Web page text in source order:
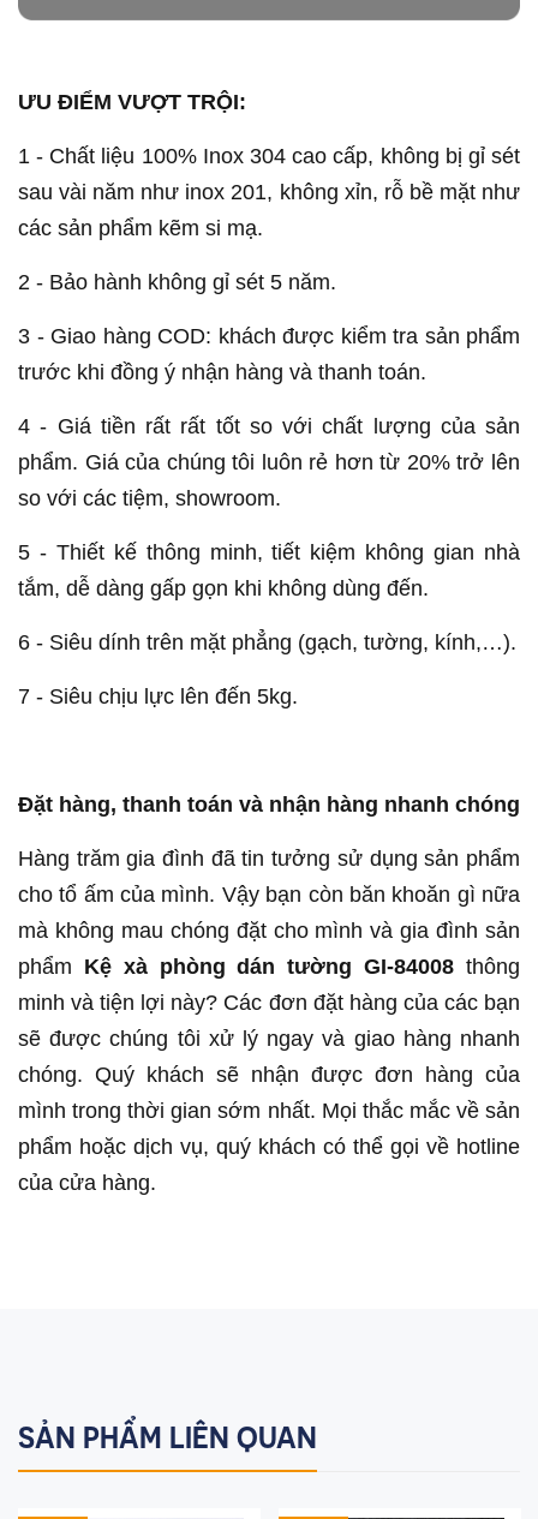
ƯU ĐIỂM VƯỢT TRỘI:
1 - Chất liệu 100% Inox 304 cao cấp, không bị gỉ sét
sau vài năm như inox 201, không xỉn, rỗ bề mặt như
các sản phẩm kẽm si mạ.
2 - Bảo hành không gỉ sét 5 năm.
3 - Giao hàng COD: khách được kiểm tra sản phẩm
trước khi đồng ý nhận hàng và thanh toán.
4 - Giá tiền rất rất tốt so với chất lượng của sản
phẩm. Giá của chúng tôi luôn rẻ hơn từ 20% trở lên
so với các tiệm, showroom.
5 - Thiết kế thông minh, tiết kiệm không gian nhà
tắm, dễ dàng gấp gọn khi không dùng đến.
6 - Siêu dính trên mặt phẳng (gạch, tường, kính,…).
7 - Siêu chịu lực lên đến 5kg.
Đặt hàng, thanh toán và nhận hàng nhanh chóng
Hàng trăm gia đình đã tin tưởng sử dụng sản phẩm
cho tổ ấm của mình. Vậy bạn còn băn khoăn gì nữa
mà không mau chóng đặt cho mình và gia đình sản
phẩm Kệ xà phòng dán tường GI-84008 thông
minh và tiện lợi này? Các đơn đặt hàng của các bạn
sẽ được chúng tôi xử lý ngay và giao hàng nhanh
chóng. Quý khách sẽ nhận được đơn hàng của
mình trong thời gian sớm nhất. Mọi thắc mắc về sản
phẩm hoặc dịch vụ, quý khách có thể gọi về hotline
của cửa hàng.
SẢN PHẨM LIÊN QUAN